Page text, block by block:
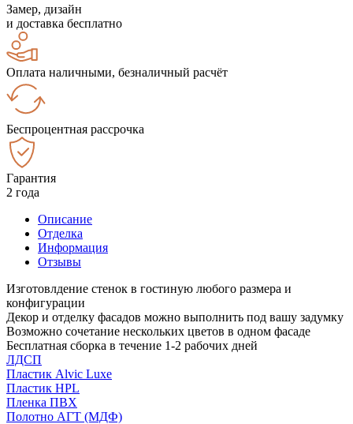
Замер, дизайн
и доставка бесплатно
Оплата наличными, безналичный расчёт
Беспроцентная рассрочка
Гарантия
2 года
Описание
Отделка
Информация
Отзывы
Изготовлдение стенок в гостиную любого размера и
конфигурации
Декор и отделку фасадов можно выполнить под вашу задумку
Возможно сочетание нескольких цветов в одном фасаде
Бесплатная сборка в течение 1-2 рабочих дней
ЛДСП
Пластик Alvic Luxe
Пластик HPL
Пленка ПВХ
Полотно АГТ (МДФ)